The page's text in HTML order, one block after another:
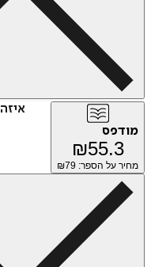
איזה
₪
על הספר: ₪79